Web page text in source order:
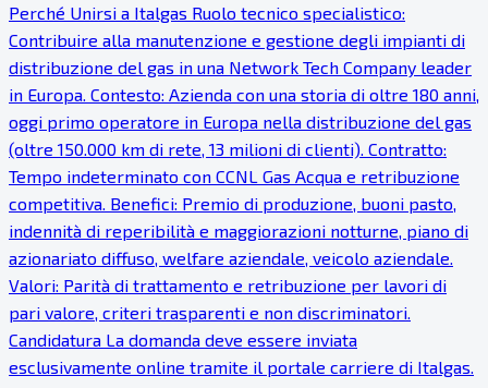
Perché Unirsi a Italgas Ruolo tecnico specialistico:
Contribuire alla manutenzione e gestione degli impianti di
distribuzione del gas in una Network Tech Company leader
in Europa. Contesto: Azienda con una storia di oltre 180 anni,
oggi primo operatore in Europa nella distribuzione del gas
(oltre 150.000 km di rete, 13 milioni di clienti). Contratto:
Tempo indeterminato con CCNL Gas Acqua e retribuzione
competitiva. Benefici: Premio di produzione, buoni pasto,
indennità di reperibilità e maggiorazioni notturne, piano di
azionariato diffuso, welfare aziendale, veicolo aziendale.
Valori: Parità di trattamento e retribuzione per lavori di
pari valore, criteri trasparenti e non discriminatori.
Candidatura La domanda deve essere inviata
esclusivamente online tramite il portale carriere di Italgas.